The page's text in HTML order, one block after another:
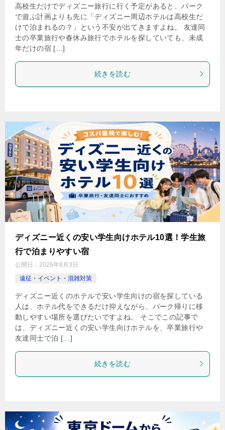
高校生だけでディズニー旅行に行く予定があると、パーク
で遊ぶ計画よりも先に「ディズニー周辺ホテルは高校生だ
けで泊まれるの？」という不安が出てきますよね。 友達同
士の卒業旅行や春休み旅行でホテルを探していても、未成
年だけの宿 […]
続きを読む
ディズニー近くの安い学生向けホテル10選！学生旅
行で泊まりやすい宿
公開日： 2026年6月3日
遠征・イベント・混雑対策
ディズニー近くのホテルで安い学生向けの宿を探している
人は、ホテル代をできるだけ抑えながら、パーク帰りに移
動しやすい場所を選びたいですよね。 そこでこの記事で
は、ディズニー近くの安い学生向けホテルを、卒業旅行や
友達同士で泊 […]
続きを読む